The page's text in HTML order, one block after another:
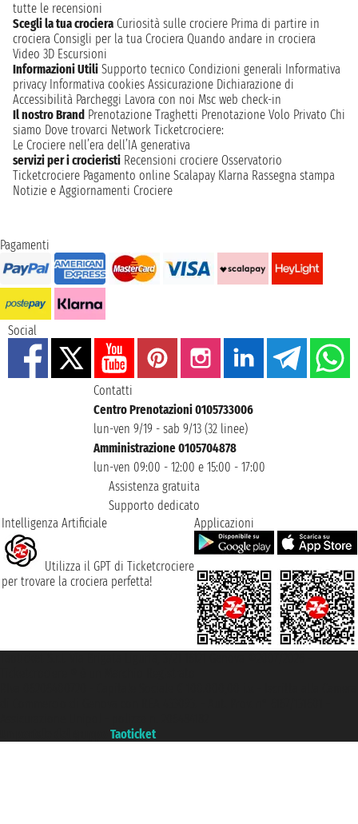
tutte le recensioni
Scegli la tua crociera Curiosità sulle crociere Prima di partire in
crociera Consigli per la tua Crociera Quando andare in crociera
Video 3D Escursioni
Informazioni Utili Supporto tecnico Condizioni generali Informativa
privacy Informativa cookies Assicurazione Dichiarazione di
Accessibilità Parcheggi Lavora con noi Msc web check-in
Il nostro Brand Prenotazione Traghetti Prenotazione Volo Privato Chi
siamo Dove trovarci Network Ticketcrociere:
Le Crociere nell’era dell’IA generativa
servizi per i crocieristi Recensioni crociere Osservatorio
Ticketcrociere Pagamento online Scalapay Klarna Rassegna stampa
Notizie e Aggiornamenti Crociere
Pagamenti
Social
Contatti
Centro Prenotazioni 0105733006
lun-ven 9/19 - sab 9/13 (32 linee)
Amministrazione 0105704878
lun-ven 09:00 - 12:00 e 15:00 - 17:00
Assistenza gratuita
Supporto dedicato
Intelligenza Artificiale
Utilizza il GPT di Ticketcrociere
per trovare la crociera perfetta!
Applicazioni
Taoticket